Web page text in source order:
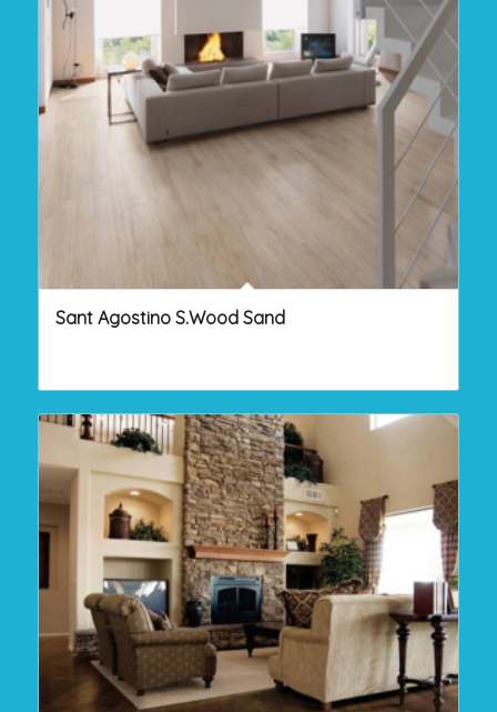
Sant Agostino S.Wood Sand